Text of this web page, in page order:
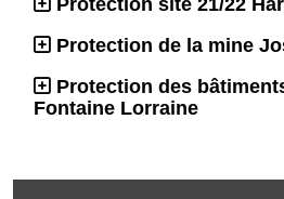
Protection de la mine
Protection des
Fontaine Lorraine